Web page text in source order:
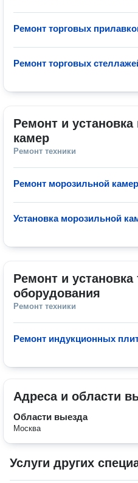
Ремонт торговых
Ремонт торговых
Ремонт и
камер
Ремонт техники
Ремонт морозильной
Установка морозильной
Ремонт и установка
оборудования
Ремонт техники
Ремонт индукционных
Адреса и области
Области выезда
Москва
Услуги других